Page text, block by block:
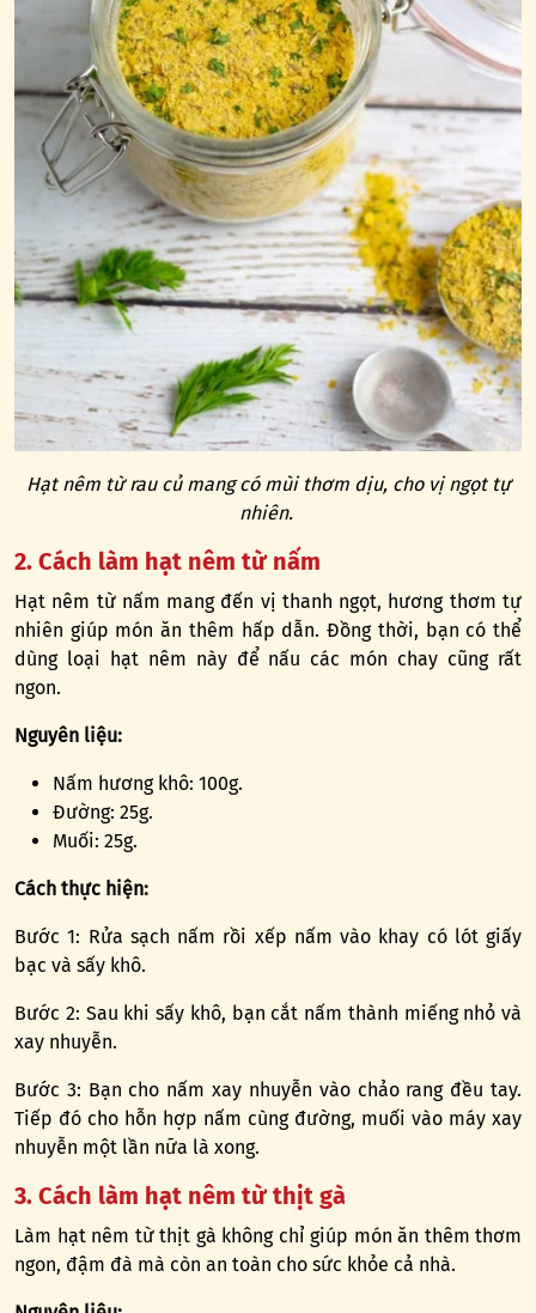
Hạt nêm từ rau củ mang có mùi thơm dịu, cho vị ngọt tự
nhiên.
2. Cách làm hạt nêm từ nấm
Hạt nêm từ nấm mang đến vị thanh ngọt, hương thơm tự
nhiên giúp món ăn thêm hấp dẫn. Đồng thời, bạn có thể
dùng loại hạt nêm này để nấu các món chay cũng rất
ngon.
Nguyên liệu:
Nấm hương khô: 100g.
Đường: 25g.
Muối: 25g.
Cách thực hiện:
Bước 1: Rửa sạch nấm rồi xếp nấm vào khay có lót giấy
bạc và sấy khô.
Bước 2: Sau khi sấy khô, bạn cắt nấm thành miếng nhỏ và
xay nhuyễn.
Bước 3: Bạn cho nấm xay nhuyễn vào chảo rang đều tay.
Tiếp đó cho hỗn hợp nấm cùng đường, muối vào máy xay
nhuyễn một lần nữa là xong.
3. Cách làm hạt nêm từ thịt gà
Làm hạt nêm từ thịt gà không chỉ giúp món ăn thêm thơm
ngon, đậm đà mà còn an toàn cho sức khỏe cả nhà.